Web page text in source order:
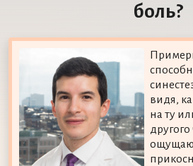
боль?
видя,
на ту